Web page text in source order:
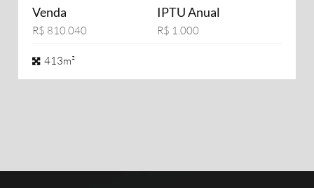
Venda
R$ 810.040
IPTU Anual
R$ 1.000
413m²